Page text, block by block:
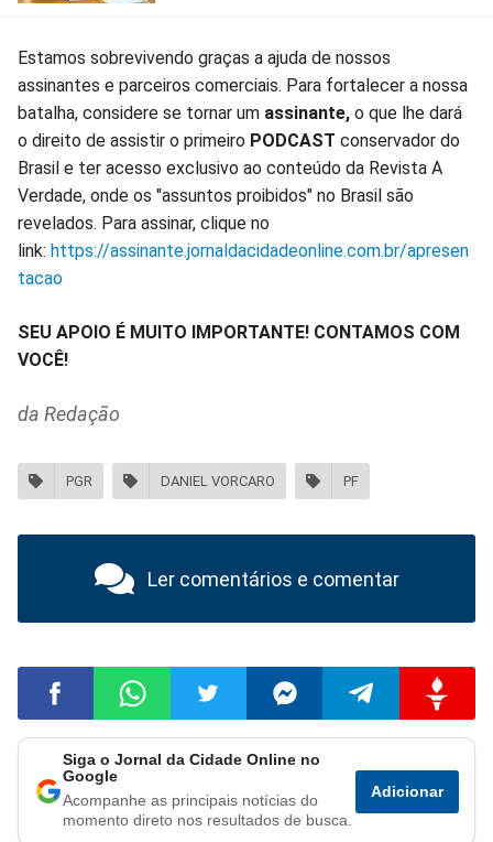
Estamos sobrevivendo graças a ajuda de nossos
assinantes e parceiros comerciais. Para fortalecer a nossa
batalha, considere se tornar um assinante, o que lhe dará
o direito de assistir o primeiro PODCAST conservador do
Brasil e ter acesso exclusivo ao conteúdo da Revista A
Verdade, onde os "assuntos proibidos" no Brasil são
revelados. Para assinar, clique no
link: https://assinante.jornaldacidadeonline.com.br/apresen
tacao
SEU APOIO É MUITO IMPORTANTE! CONTAMOS COM
VOCÊ!
da Redação
PGR DANIEL VORCARO PF
Ler comentários e comentar
Compartilhar
no
Compartilhar
no
Compartilhar
no
Compartilhar
no
Compartilhar
no
no
Siga o Jornal da Cidade Online no
Google
Acompanhe as principais notícias do
momento direto nos resultados de busca.
Adicionar